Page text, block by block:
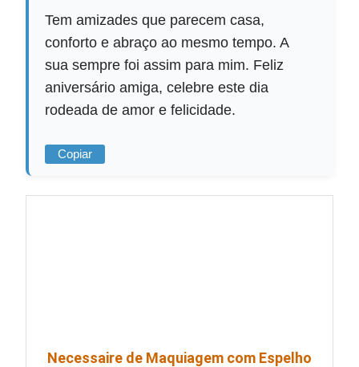
Tem amizades que parecem casa,
conforto e abraço ao mesmo tempo. A
sua sempre foi assim para mim. Feliz
aniversário amiga, celebre este dia
rodeada de amor e felicidade.
Copiar
Necessaire de Maquiagem com Espelho